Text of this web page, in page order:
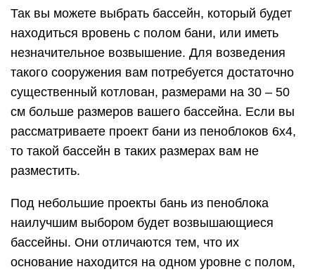
Так вы можете выбрать бассейн, который будет
находиться вровень с полом бани, или иметь
незначительное возвышение. Для возведения
такого сооружения вам потребуется достаточно
существенный котлован, размерами на 30 – 50
см больше размеров вашего бассейна. Если вы
рассматриваете проект бани из пеноблоков 6х4,
то такой бассейн в таких размерах вам не
разместить.
Под небольшие проекты бань из пеноблока
наилучшим выбором будет возвышающиеся
бассейны. Они отличаются тем, что их
основание находится на одном уровне с полом,